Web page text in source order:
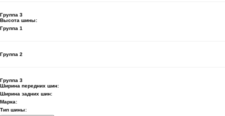
Группа 3
Высота шины:
Группа 1
Группа 2
Группа 3
Ширина передних шин:
Ширина задних шин:
Марка:
Тип шины: